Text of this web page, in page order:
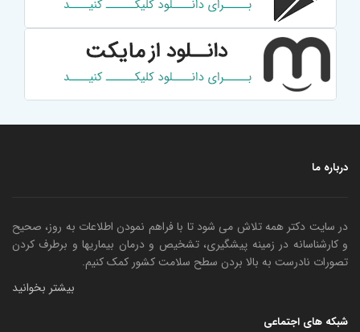
درباره ما
در سایت دکتر همه تلاش می شود تا با فراهم نمودن اطلاعات به روز، صحیح
و کارشناسانه در زمینه پیشگیری، تشخیص و درمان بیماریها و برطرف کردن
تصورات نادرست به بالا بردن سطح سلامت کشور کمک کنیم.
بیشتر بخوانید
شبکه های اجتماعی